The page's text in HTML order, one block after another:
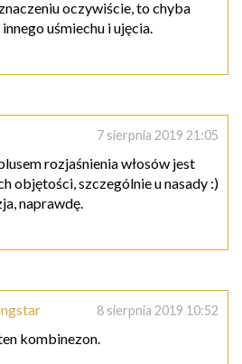
oczywiście, to chyba
uśmiechu i ujęcia.
7 sierpnia 2019 21:05
rozjaśnienia włosów jest
objętości, szczególnie u nasady :)
naprawdę.
8 sierpnia 2019 10:52
kombinezon.